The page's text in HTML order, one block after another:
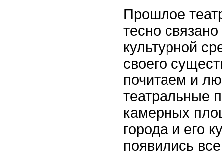
Прошлое
тесно
культурной
своего
почитаем и
театральные
камерных
города и его
появились